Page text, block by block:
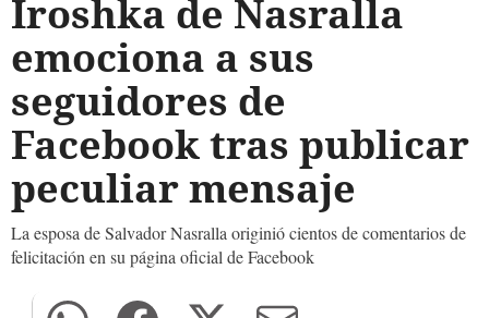
Iroshka de Nasralla
emociona a sus
seguidores de
Facebook tras publicar
peculiar mensaje
La esposa de Salvador Nasralla originió cientos de comentarios de
felicitación en su página oficial de Facebook